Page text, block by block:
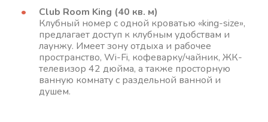
Club Room King (40 кв. м)
Клубный номер с одной кроватью «king-size»,
предлагает доступ к клубным удобствам и
лаунжу. Имеет зону отдыха и рабочее
пространство, Wi-Fi, кофеварку/чайник, ЖК-
телевизор 42 дюйма, а также просторную
ванную комнату с раздельной ванной и
душем.